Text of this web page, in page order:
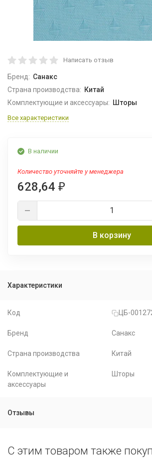
Написать отзыв
Бренд: Санакс
Страна производства: Китай
Комплектующие и аксессуары: Шторы
Все характеристики
В наличии
Количество уточняйте у менеджера
628,64 ₽
В корзину
Характеристики
Код ЦБ-
Бренд Санакс
Страна производства Китай
Комплектующие и
аксессуары
Шторы
Отзывы
C этим товаром также